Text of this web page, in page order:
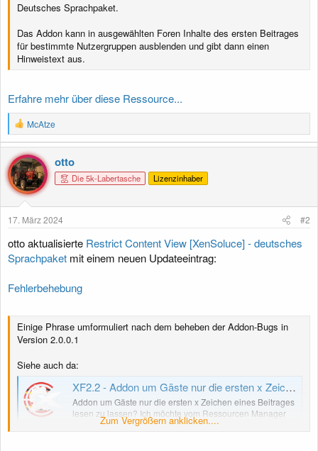
Deutsches Sprachpaket.
Das Addon kann in ausgewählten Foren Inhalte des ersten Beitrages
für bestimmte Nutzergruppen ausblenden und gibt dann einen
Hinweistext aus.
Erfahre mehr über diese Ressource...
R
e
a
k
t
i
o
n
n
McAtze
otto
Die 5k-Labertasche Lizenzinhaber
17. März 2024 #2
otto aktualisierte Restrict Content View [XenSoluce] - deutsches
Sprachpaket mit einem neuen Updateeintrag:
Fehlerbehebung
Einige Phrase umformuliert nach dem beheben der Addon-Bugs in
Version 2.0.0.1
Siehe auch da:
XF2.2 - Addon um Gäste nur die ersten x Zeichen eines Beitrages lesen zu lassen
Addon um Gäste nur die ersten x Zeichen eines Beitrages
lesen zu lassen? Ich möchte vom Ressourcen Manager
weg weil dessen Menü und Untermenüs auf dem
Zum Vergrößern anklicken....